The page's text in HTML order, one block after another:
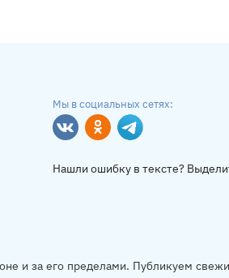
Мы в социальных сетях:
ВконтактеОдноклассники
Telegram
Нашли ошибку в тексте?
и за его пределами. Публикуем